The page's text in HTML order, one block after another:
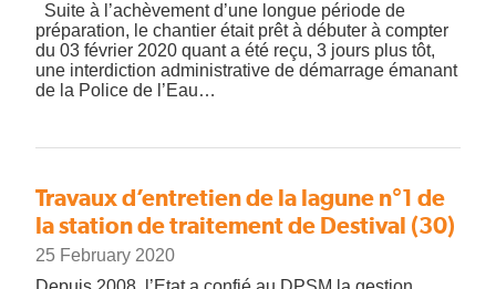
Suite à l’achèvement d’une longue période de
préparation, le chantier était prêt à débuter à compter
du 03 février 2020 quant a été reçu, 3 jours plus tôt,
une interdiction administrative de démarrage émanant
de la Police de l’Eau…
Travaux d’entretien de la lagune n°1 de
la station de traitement de Destival (30)
25 February 2020